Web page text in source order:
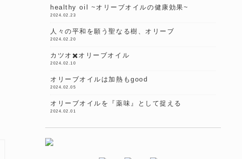
healthy oil ~オリーブオイルの健康効果~
2024.02.23
人々の平和を願う聖なる樹、オリーブ
2024.02.20
カツオ✖️オリーブオイル
2024.02.10
オリーブオイルは加熱もgood
2024.02.05
オリーブオイルを『薬味』として捉える
2024.02.01